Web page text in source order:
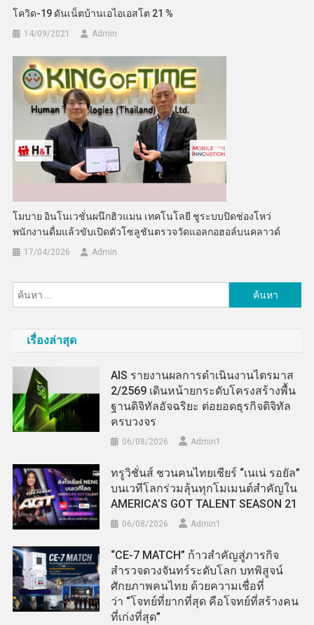
โควิด-19 ดันเน็ตบ้านเอไอเอสโต 21 %
14/09/2021 Admin
โมบาย อินโนเวชั่นผนึกฮิวแมน เทคโนโลยี ชูระบบปิดช่องโหว่
พนักงานดื่มแล้วขับเปิดตัวโซลูชันตรวจวัดแอลกอฮอล์บนคลาวด์
17/04/2026 Admin
สำหรับ:
เรื่องล่าสุด
AIS รายงานผลการดำเนินงานไตรมาส
2/2569 เดินหน้ายกระดับโครงสร้างพื้น
ฐานดิจิทัลอัจฉริยะ ต่อยอดธุรกิจดิจิทัล
ครบวงจร
06/08/2026 Admin​1
ทรูวิชั่นส์ ชวนคนไทยเชียร์ “เนเน่ รอยัล”
บนเวทีโลกร่วมลุ้นทุกโมเมนต์สำคัญใน
AMERICA’S GOT TALENT SEASON 21
06/08/2026 Admin​1
“CE-7 MATCH” ก้าวสำคัญสู่ภารกิจ
สำรวจดวงจันทร์ระดับโลก บทพิสูจน์
ศักยภาพคนไทย ด้วยความเชื่อที่
ว่า “โจทย์ที่ยากที่สุด คือโจทย์ที่สร้างคน
ที่เก่งที่สุด”